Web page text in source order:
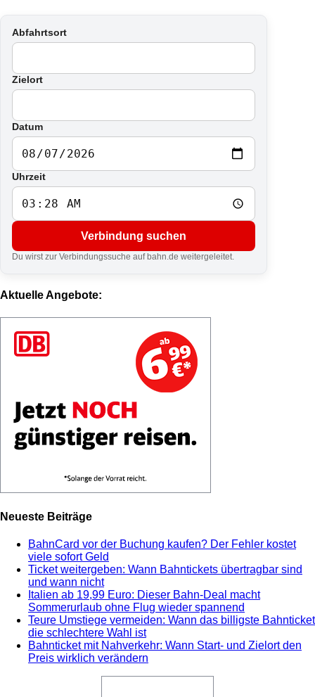
Abfahrtsort
Zielort
Datum
Uhrzeit
Verbindung suchen
Du wirst zur Verbindungssuche auf bahn.de weitergeleitet.
Aktuelle Angebote:
Neueste Beiträge
BahnCard vor der Buchung kaufen? Der Fehler kostet
viele sofort Geld
Ticket weitergeben: Wann Bahntickets übertragbar sind
und wann nicht
Italien ab 19,99 Euro: Dieser Bahn-Deal macht
Sommerurlaub ohne Flug wieder spannend
Teure Umstiege vermeiden: Wann das billigste Bahnticket
die schlechtere Wahl ist
Bahnticket mit Nahverkehr: Wann Start- und Zielort den
Preis wirklich verändern